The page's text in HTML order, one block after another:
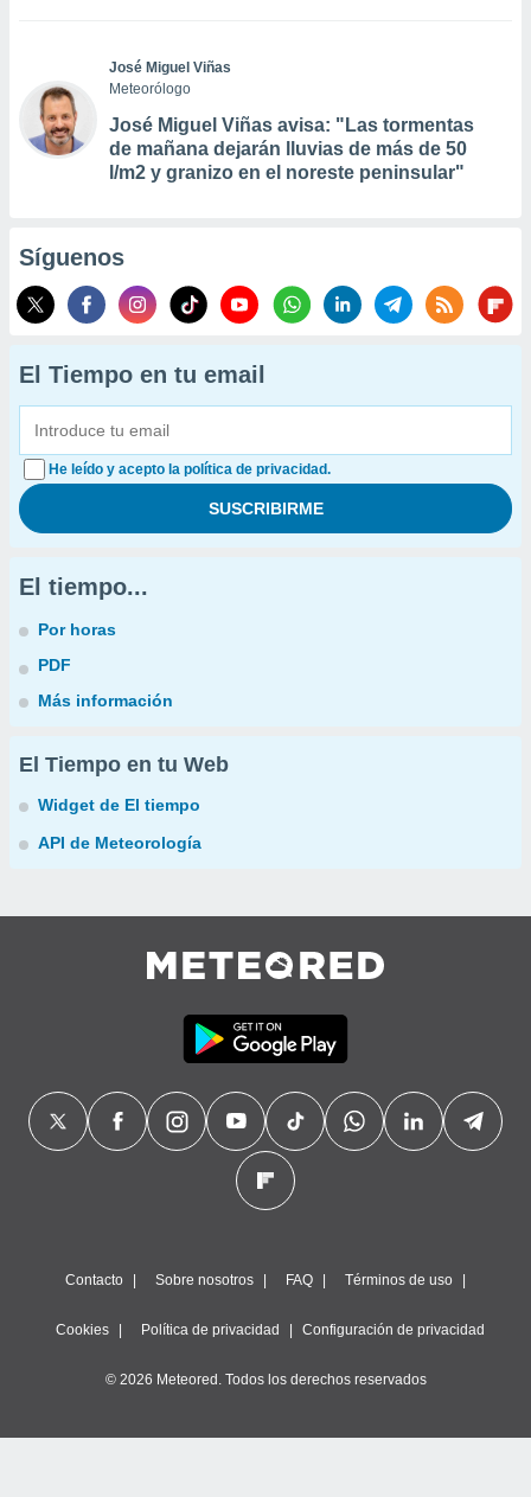
José Miguel Viñas
Meteorólogo
José Miguel Viñas avisa: "Las tormentas
de mañana dejarán lluvias de más de 50
l/m2 y granizo en el noreste peninsular"
Síguenos
El Tiempo en tu email
He leído y acepto la política de privacidad.
El tiempo...
Por horas
PDF
Más información
El Tiempo en tu Web
Widget de El tiempo
API de Meteorología
Contacto Sobre nosotros FAQ Términos de uso
Cookies Política de privacidad Configuración de privacidad
© 2026 Meteored. Todos los derechos reservados